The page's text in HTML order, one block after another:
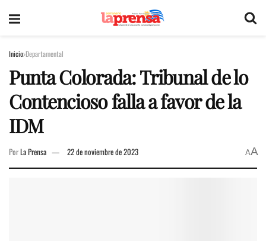
Inicio Departamental
Punta Colorada: Tribunal de lo
Contencioso falla a favor de la
IDM
PorLa Prensa 22 de noviembre de 2023 AA